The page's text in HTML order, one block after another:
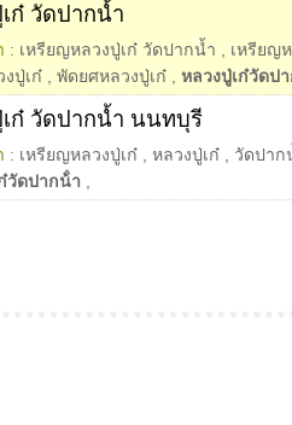
ก๋ วัดปากน้ำ
: เหรียญหลวงปู่เก๋ วัดปากน้ำ
เหรียญ
ปู่เก๋ พัดยศหลวงปู่เก๋ หลวงปู่เก๋วัดป
ก๋ วัดปากน้ำ นนทบุรี
: เหรียญหลวงปู่เก๋ หลวงปู่เก๋
วัดปาก
วัดปากน้ํา